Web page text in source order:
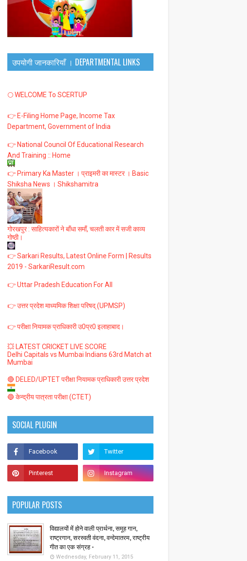
उपयोगी जानकारियाँ । DEPARTMENTAL LINKS
🌕 WELCOME To SCERTUP
👉 E-Filing Home Page, Income Tax
Department, Government of India
👉 National Council Of Educational Research
And Training :: Home
👉 Primary Ka Master । प्राइमरी का मास्टर । Basic
Shiksha News । Shikshamitra
गोरखपुर : साहित्यकारों ने बाँधा समाँ, चलती कार में सजी काव्य
गोष्ठी।
👉 Sarkari Results, Latest Online Form | Results
2019 - SarkariResult.com
👉 Uttar Pradesh Education For All
👉 उत्तर प्रदेश माध्यमिक शिक्षा परिषद् (UPMSP)
👉 परीक्षा नियामक प्राधिकारी उ0प्र0 इलाहाबाद।
💥 LATEST CRICKET LIVE SCORE
Delhi Capitals vs Mumbai Indians 63rd Match at
Mumbai
🔴 DELED/UPTET परीक्षा नियामक प्राधिकारी उत्तर प्रदेश
🔵 केन्द्रीय पात्रता परीक्षा (CTET)
SOCIAL PLUGIN
POPULAR POSTS
विद्यालयों में होने वाली प्रार्थना, समूह गान,
राष्ट्रगान, सरस्वती वंदना, वन्देमातरम, राष्ट्रीय
गीत का एक संग्रह -
Wednesday, February 11, 2015